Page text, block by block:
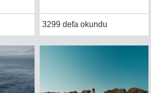
3299 defa okundu